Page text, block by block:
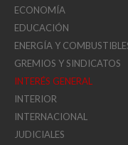
ECONOMÍA
EDUCACIÓN
ENERGÍA Y
GREMIOS Y SINDICATOS
INTERÉS GENERAL
INTERIOR
INTERNACIONAL
JUDICIALES